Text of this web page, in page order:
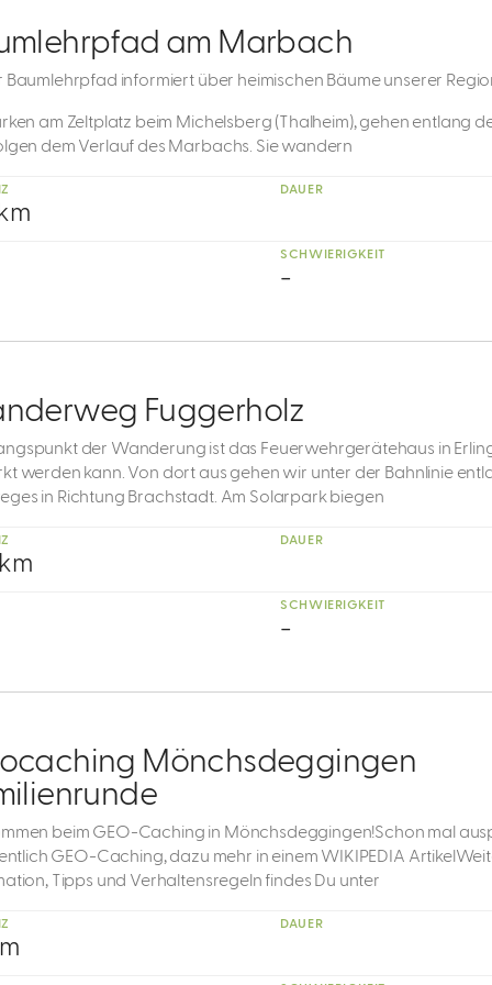
am Marbach
Baumlehrpfad informiert über heimischen Bäume unserer
am Zeltplatz beim Michelsberg (Thalheim), gehen entlang
dem Verlauf des Marbachs. Sie wandern
DAUER
SCHWIERIGKEIT
-
Fuggerholz
der Wanderung ist das Feuerwehrgerätehaus in
werden kann. Von dort aus gehen wir unter der Bahnlinie
in Richtung Brachstadt. Am Solarpark biegen
DAUER
SCHWIERIGKEIT
-
Mönchsdeggingen
beim GEO-Caching in Mönchsdeggingen!Schon mal
GEO-Caching, dazu mehr in einem WIKIPEDIA
Tipps und Verhaltensregeln findes Du unter
DAUER